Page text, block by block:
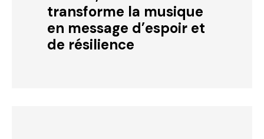
transforme la musique
en message d’espoir et
de résilience